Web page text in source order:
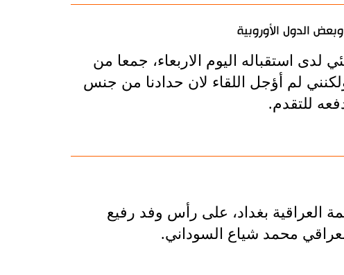
الدول الأوروبية
لدى استقباله اليوم الاربعاء، جمعا من
لم أؤجل اللقاء لان حدادنا من جنس
للتقدم.
العراقية بغداد، على رأس وفد رفيع
محمد شياع السوداني.